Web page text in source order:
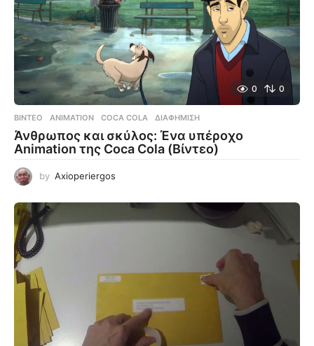
0 0
ΒΊΝΤΕΟ ANIMATION ,COCA COLA ,ΔΙΑΦΉΜΙΣΗ
Άνθρωπος και σκύλος: Ένα υπέροχο
Animation της Coca Cola (Βίντεο)
by Axioperiergos